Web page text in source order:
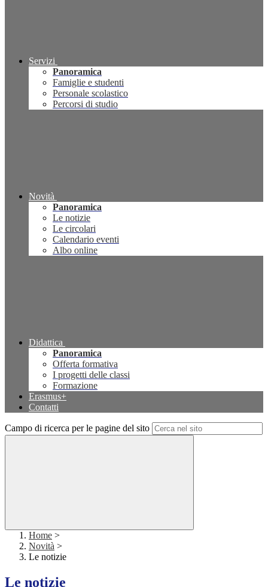
Servizi
Panoramica
Famiglie e studenti
Personale scolastico
Percorsi di studio
Novità
Panoramica
Le notizie
Le circolari
Calendario eventi
Albo online
Didattica
Panoramica
Offerta formativa
I progetti delle classi
Formazione
Erasmus+
Contatti
Campo di ricerca per le pagine del sito
Home >
Novità >
Le notizie
Le notizie